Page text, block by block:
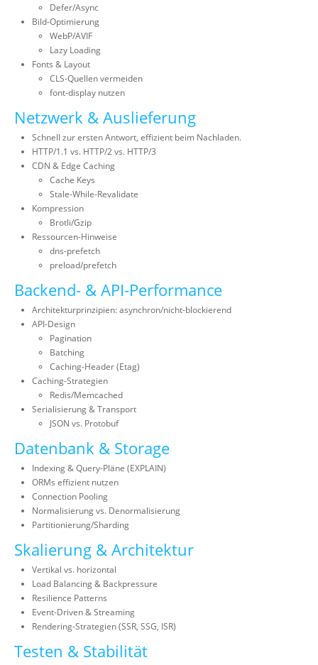
Defer/Async
Bild-Optimierung
WebP/AVIF
Lazy Loading
Fonts & Layout
CLS-Quellen vermeiden
font-display nutzen
Netzwerk & Auslieferung
Schnell zur ersten Antwort, effizient beim Nachladen.
HTTP/1.1 vs. HTTP/2 vs. HTTP/3
CDN & Edge Caching
Cache Keys
Stale-While-Revalidate
Kompression
Brotli/Gzip
Ressourcen-Hinweise
dns-prefetch
preload/prefetch
Backend- & API-Performance
Architekturprinzipien: asynchron/nicht-blockierend
API-Design
Pagination
Batching
Caching-Header (Etag)
Caching-Strategien
Redis/Memcached
Serialisierung & Transport
JSON vs. Protobuf
Datenbank & Storage
Indexing & Query-Pläne (EXPLAIN)
ORMs effizient nutzen
Connection Pooling
Normalisierung vs. Denormalisierung
Partitionierung/Sharding
Skalierung & Architektur
Vertikal vs. horizontal
Load Balancing & Backpressure
Resilience Patterns
Event-Driven & Streaming
Rendering-Strategien (SSR, SSG, ISR)
Testen & Stabilität